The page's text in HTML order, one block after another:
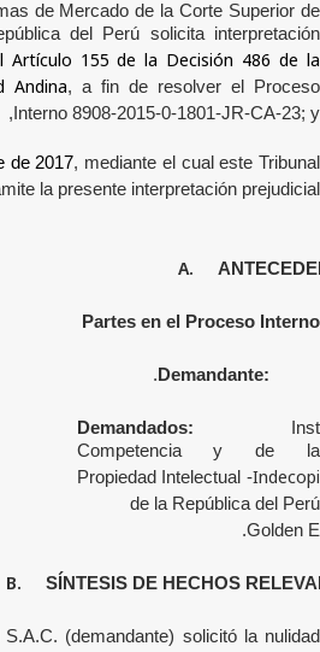
de Mercado de la Corte Superior de
del Perú solicita interpretación
Artículo 155 de la Decisión 486 de la
Andina, a fin de resolver el Proceso
Interno 8908-2015-0-1801-JR-CA-23; y,
de 2017, mediante el cual este Tribunal
la presente interpretación prejudicial.
A.
Partes en el Proceso Interno
Demandante:
Demandados:
Competencia y de la
Propiedad Intelectual -Indecopi
de la República del Perú
Golden
B. SÍNTESIS DE HECHOS
S.A.C. (demandante) solicitó la nulidad